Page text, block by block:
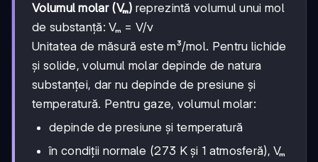
Volumul molar (Vₘ) reprezintă volumul unui mol
de substanță: Vₘ = V/ν
Unitatea de măsură este m³/mol. Pentru lichide
și solide, volumul molar depinde de natura
substanței, dar nu depinde de presiune și
temperatură. Pentru gaze, volumul molar:
depinde de presiune și temperatură
în condiții normale (273 K și 1 atmosferă), Vₘ